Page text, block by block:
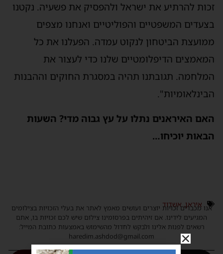
להרתיע את ישראל ולהפסיק את פשעיה. נקטנו
המשפטיים והפוליטיים ואנחנו מצפים
הביטחון לנקוט עמדה. הפעלנו את כל
הדיפלומטיים שלנו כדי לעצור את
תגובתנו תהיה במסגרת החוקים וההבנות
האיראנים נתלו על עץ גבוה מדי? השעות
יוכיחו…
איראן,אשדוד
אנו מכבדים זכויות יוצרים ועושים מאמץ לאתר את בעלי הזכויות בצילומים
המגיעים לידינו. אם זיהיתים בפרסומינו צילום שיש לכם זכויות בו, אתם
רשאים לפנות אלינו ולבקש לחדול מהשימוש באמצעות כתובת המייל:
haredim.ashdod@gmail.com